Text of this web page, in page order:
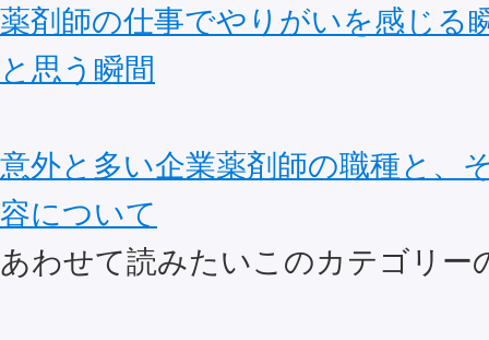
薬剤師の仕事でやりがいを感じる
と思う瞬間
意外と多い企業薬剤師の職種と、
容について
あわせて読みたいこのカテゴリー